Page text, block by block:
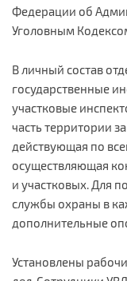
Федерации об
Уголовным
В личный состав
государственные
участковые
часть территории
действующая по
осуществляющая
и участковых. Для
службы охраны в
дополнительные
Установлены